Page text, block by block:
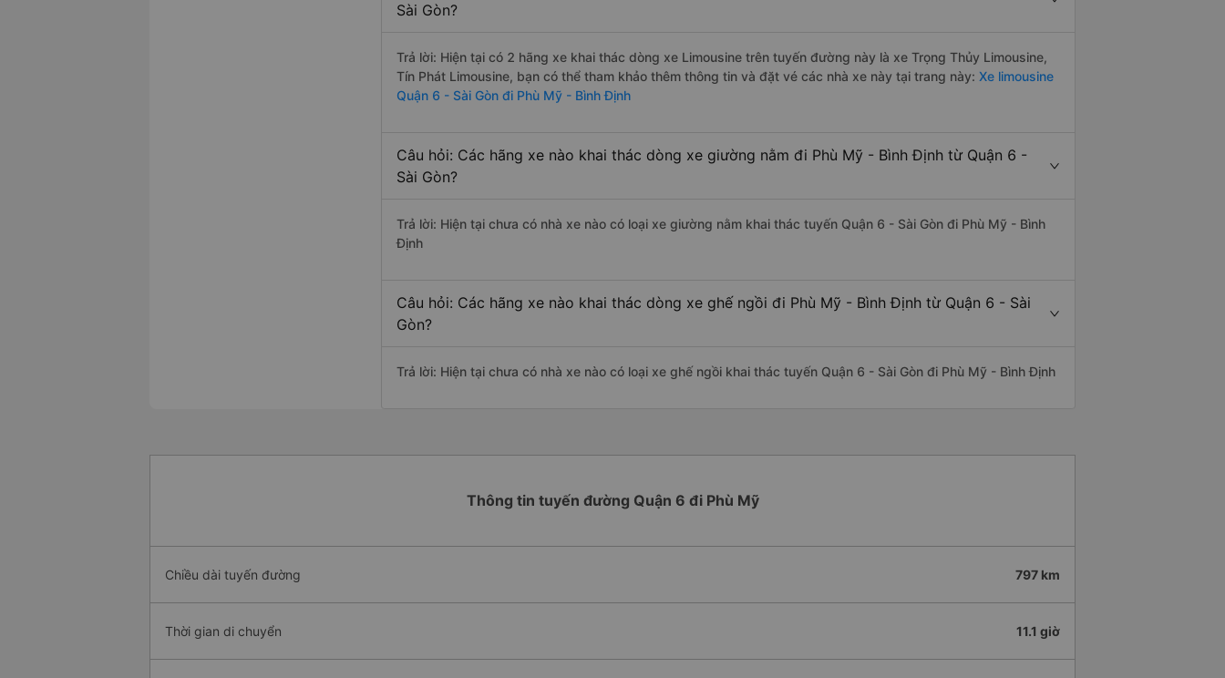
Sài Gòn?
Trả lời: Hiện tại có 2 hãng xe khai thác dòng xe Limousine trên tuyến đường này là xe Trọng Thủy Limousine,
Tín Phát Limousine, bạn có thể tham khảo thêm thông tin và đặt vé các nhà xe này tại trang này: Xe limousine
Quận 6 - Sài Gòn đi Phù Mỹ - Bình Định
Câu hỏi: Các hãng xe nào khai thác dòng xe giường nằm đi Phù Mỹ - Bình Định từ Quận 6 -
Sài Gòn?
Trả lời: Hiện tại chưa có nhà xe nào có loại xe giường nằm khai thác tuyến Quận 6 - Sài Gòn đi Phù Mỹ - Bình
Định
Câu hỏi: Các hãng xe nào khai thác dòng xe ghế ngồi đi Phù Mỹ - Bình Định từ Quận 6 - Sài
Gòn?
Trả lời: Hiện tại chưa có nhà xe nào có loại xe ghế ngồi khai thác tuyến Quận 6 - Sài Gòn đi Phù Mỹ - Bình Định
Thông tin tuyến đường Quận 6 đi Phù Mỹ
Chiều dài tuyến đường 797 km
Thời gian di chuyển 11.1 giờ